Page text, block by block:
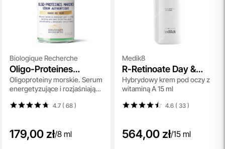
Biologique Recherche
Oligo-Proteines
Marines
Oligoproteiny morskie. Serum
energetyzujące i rozjaśniające
4.7 ( 68)
179,00 zł/8 ml
Medik8
R-Retinoate Day &
Night Eye Serum
Hybrydowy krem pod oczy z
witaminą A 15 ml
4.6 ( 33)
564,00 zł/15 ml